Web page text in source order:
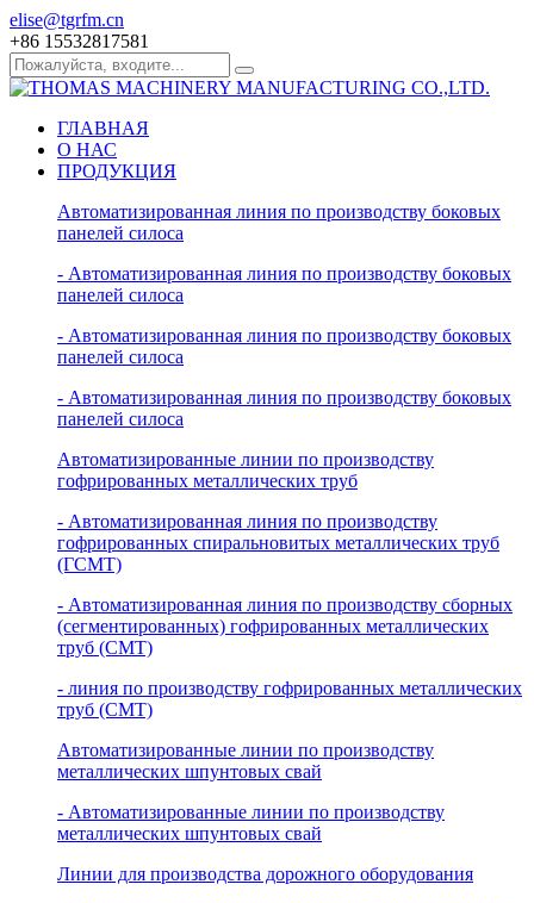
elise@tgrfm.cn
+86 15532817581
ГЛАВНАЯ
О НАС
ПРОДУКЦИЯ
Автоматизированная линия по производству боковых
панелей силоса
- Автоматизированная линия по производству боковых
панелей силоса
- Автоматизированная линия по производству боковых
панелей силоса
- Автоматизированная линия по производству боковых
панелей силоса
Автоматизированные линии по производству
гофрированных металлических труб
- Автоматизированная линия по производству
гофрированных спиральновитых металлических труб
(ГСМТ)
- Автоматизированная линия по производству сборных
(сегментированных) гофрированных металлических
труб (СМТ)
- линия по производству гофрированных металлических
труб (СМТ)
Автоматизированные линии по производству
металлических шпунтовых свай
- Автоматизированные линии по производству
металлических шпунтовых свай
Линии для производства дорожного оборудования